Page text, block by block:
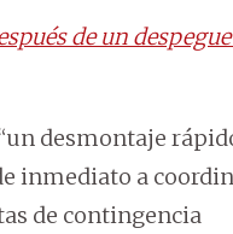
de un
desmontaje
inmediato a
de contingencia